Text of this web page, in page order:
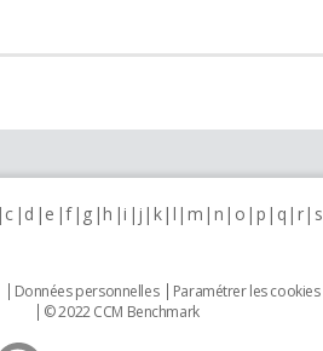
c d e f g h i j k l m n o p q r s
Données personnelles Paramétrer les cookies
© 2022 CCM Benchmark